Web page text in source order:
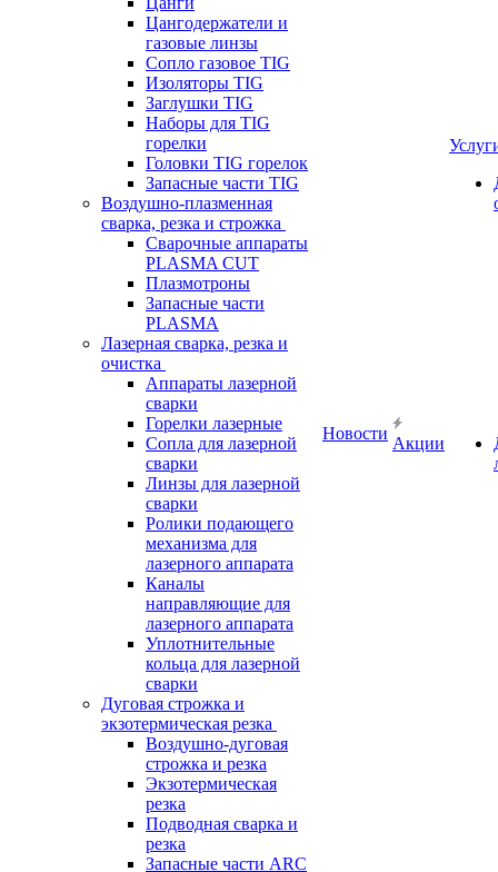
Цангодержатели и
газовые линзы
Сопло газовое TIG
Изоляторы TIG
Заглушки TIG
Наборы для TIG
горелки
Головки TIG горелок
Запасные части TIG
Воздушно-плазменная
сварка, резка и строжка
Сварочные аппараты
PLASMA CUT
Плазмотроны
Запасные части
PLASMA
Лазерная сварка, резка и
очистка
Аппараты лазерной
сварки
Горелки лазерные
Сопла для лазерной
сварки
Линзы для лазерной
сварки
Ролики подающего
механизма для
лазерного аппарата
Каналы
направляющие для
лазерного аппарата
Уплотнительные
кольца для лазерной
сварки
Дуговая строжка и
экзотермическая резка
Воздушно-дуговая
строжка и резка
Экзотермическая
резка
Подводная сварка и
резка
Запасные части ARC
Новости
Акции